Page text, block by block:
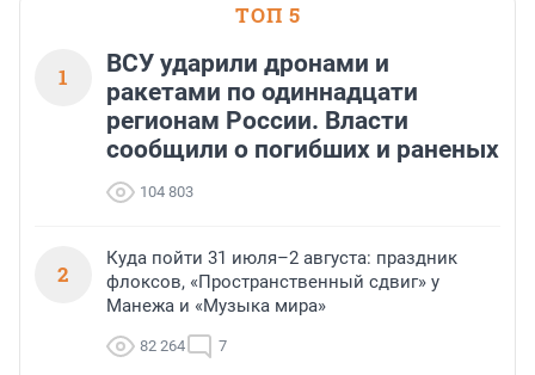
ТОП 5
1
ВСУ ударили дронами и
ракетами по одиннадцати
регионам России. Власти
сообщили о погибших и раненых
104 803
2
Куда пойти 31 июля–2 августа: праздник
флоксов, «Пространственный сдвиг» у
Манежа и «Музыка мира»
82 264 7